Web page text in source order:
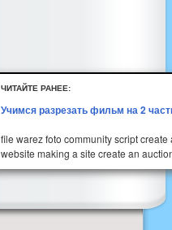
ЧИТАЙТЕ РАНЕЕ:
Учимся разрезать фильм на 2
file warez foto community script
website making a site create an